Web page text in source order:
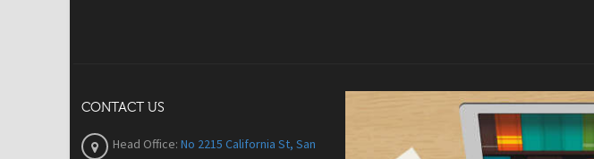
CONTACT US
Head Office: No 2215 California St, San